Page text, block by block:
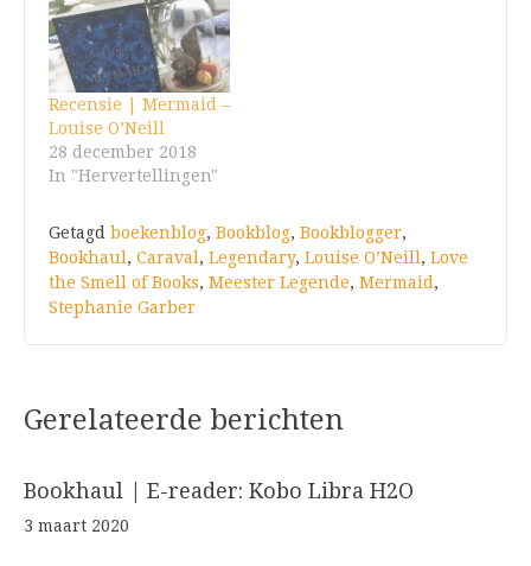
Recensie | Mermaid –
Louise O’Neill
28 december 2018
In "Hervertellingen"
Getagd boekenblog, Bookblog, Bookblogger,
Bookhaul , Caraval , Legendary, Louise O’Neill , Love
the Smell of Books, Meester Legende, Mermaid ,
Stephanie Garber
Gerelateerde berichten
Bookhaul | E-reader: Kobo Libra H2O
3 maart 2020